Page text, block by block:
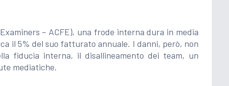
– ACFE), una frode interna dura in media
il 5% del suo fatturato annuale. I danni, però, non
fiducia interna, il disallineamento dei team, un
mediatiche.